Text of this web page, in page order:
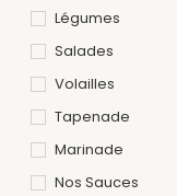
Légumes
Salades
Volailles
Tapenade
Marinade
Nos Sauces